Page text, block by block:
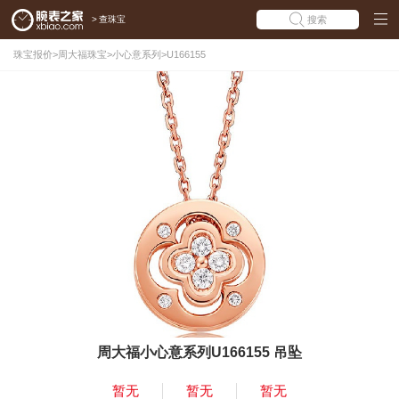
> 查珠宝 搜索
珠宝报价> 周大福珠宝>小心意系列 >U166155
周大福小心意系列U166155 吊坠
暂无 暂无 暂无